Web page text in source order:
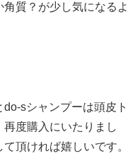
質？が少し気になるよ
sシャンプーは頭皮ト
度購入にいたりまし
頂ければ嬉しいです。